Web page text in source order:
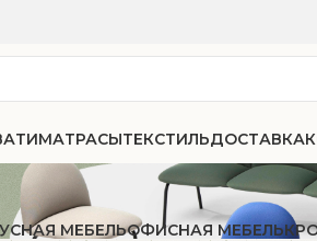
МАТРАСЫТЕКСТИЛЬДОСТАВКА
МЕБЕЛЬОФИСНАЯ МЕБЕЛЬ